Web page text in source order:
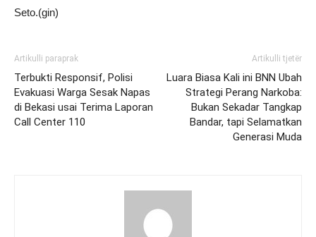
Seto.(gin)
Artikulli paraprak
Terbukti Responsif, Polisi
Evakuasi Warga Sesak Napas
di Bekasi usai Terima Laporan
Call Center 110
Artikulli tjetër
Luara Biasa Kali ini BNN Ubah
Strategi Perang Narkoba:
Bukan Sekadar Tangkap
Bandar, tapi Selamatkan
Generasi Muda